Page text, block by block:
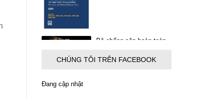
Bộ chống sập hoàn toàn
6/18/2024
CHÚNG TÔI TRÊN FACEBOOK
Đang cập nhật